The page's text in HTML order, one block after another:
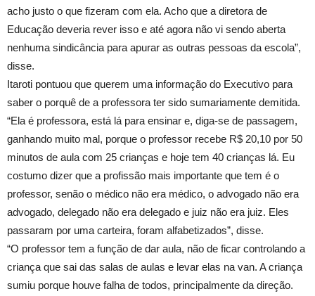
acho justo o que fizeram com ela. Acho que a diretora de
Educação deveria rever isso e até agora não vi sendo aberta
nenhuma sindicância para apurar as outras pessoas da escola”,
disse.
Itaroti pontuou que querem uma informação do Executivo para
saber o porquê de a professora ter sido sumariamente demitida.
“Ela é professora, está lá para ensinar e, diga-se de passagem,
ganhando muito mal, porque o professor recebe R$ 20,10 por 50
minutos de aula com 25 crianças e hoje tem 40 crianças lá. Eu
costumo dizer que a profissão mais importante que tem é o
professor, senão o médico não era médico, o advogado não era
advogado, delegado não era delegado e juiz não era juiz. Eles
passaram por uma carteira, foram alfabetizados”, disse.
“O professor tem a função de dar aula, não de ficar controlando a
criança que sai das salas de aulas e levar elas na van. A criança
sumiu porque houve falha de todos, principalmente da direção.